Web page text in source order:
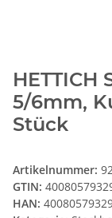
5/6mm,
Stück
Artikelnummer:
GTIN:
HAN: